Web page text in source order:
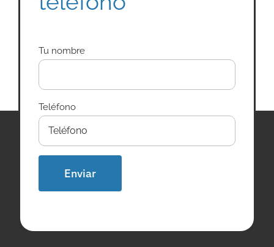
Tu nombre
Teléfono